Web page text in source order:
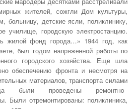
жителей, сожгли Дом культуры,
больницу, детские ясли, поликлинику,
училище, городскую электростанцию.
жилой фонд города…» 1944 год, как
был годом напряженной работы по
городского хозяйства. Еще шла
обеспечению фронта и несмотря на
материалов, транспорта силами
были проведены ремонтно–
Были отремонтированы: поликлиника,